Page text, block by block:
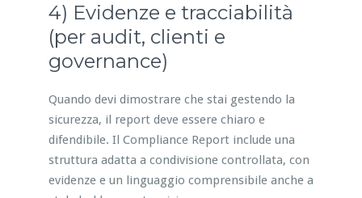
4) Evidenze e tracciabilità
(per audit, clienti e
governance)
Quando devi dimostrare che stai gestendo la
sicurezza, il report deve essere chiaro e
difendibile. Il Compliance Report include una
struttura adatta a condivisione controllata, con
evidenze e un linguaggio comprensibile anche a